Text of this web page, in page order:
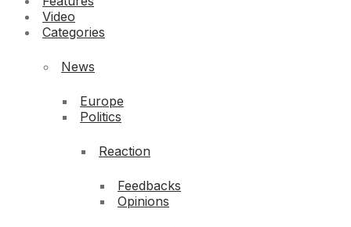
Video
Categories
News
Europe
Politics
Reaction
Feedbacks
Opinions